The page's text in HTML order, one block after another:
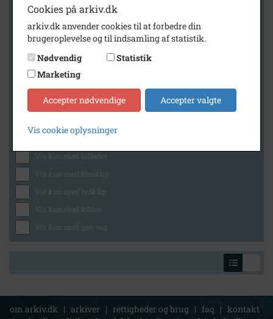
Arkiv
Middelfart Byarkiv
Generelt
Vis kun med billeder
Vis kun med filmklip
Vis kun med lydklip
Vis kun med kilder
Vis kun med geo-tag
om arkiv.dk | arkiver | rettigheder og brug | faq | kontakt
Cookies på arkiv.dk
arkiv.dk anvender cookies til at forbedre din
brugeroplevelse og til indsamling af statistik.
Nødvendig
Statistik
Marketing
Accepter nødvendige Accepter valgte
Vis cookie oplysninger